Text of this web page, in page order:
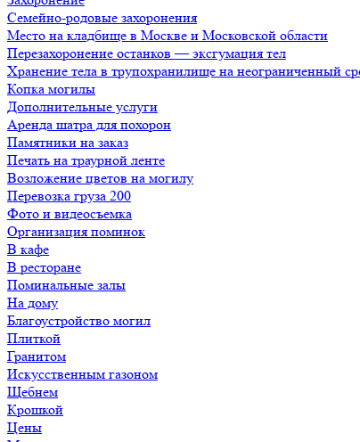
Семейно-родовые захоронения
Место на кладбище в Москве и Московской области
Перезахоронение останков — эксгумация тел
Хранение тела в трупохранилище на неограниченный
Копка могилы
Дополнительные услуги
Аренда шатра для похорон
Памятники на заказ
Печать на траурной ленте
Возложение цветов на могилу
Перевозка груза 200
Фото и видеосъемка
Организация поминок
В кафе
В ресторане
Поминальные залы
На дому
Благоустройство могил
Плиткой
Гранитом
Искусственным газоном
Щебнем
Крошкой
Цены